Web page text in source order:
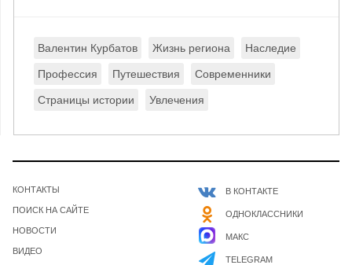
Валентин Курбатов Жизнь региона Наследие
Профессия Путешествия Современники
Страницы истории Увлечения
КОНТАКТЫ
ПОИСК НА САЙТЕ
НОВОСТИ
ВИДЕО
В КОНТАКТЕ
ОДНОКЛАССНИКИ
МАКС
TELEGRAM